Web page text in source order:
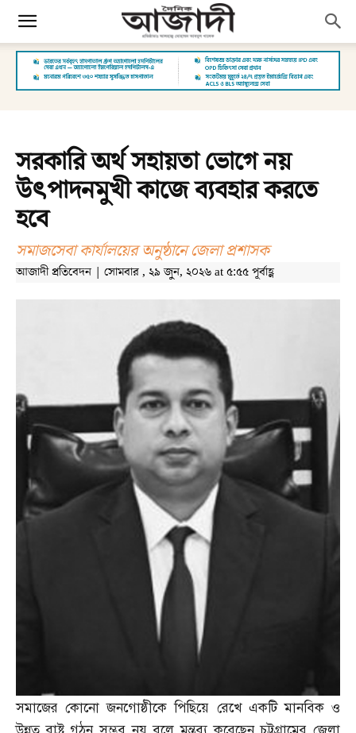
সরকারি অর্থ সহায়তা ভোগে নয়
উৎপাদনমুখী কাজে ব্যবহার করতে
হবে
সমাজসেবা কার্যালয়ের অনুষ্ঠানে জেলা প্রশাসক
আজাদী প্রতিবেদন | সোমবার , ২৯ জুন, ২০২৬ at ৫:৫৫ পূর্বাহ্ণ
সমাজের কোনো জনগোষ্ঠীকে পিছিয়ে রেখে একটি মানবিক ও